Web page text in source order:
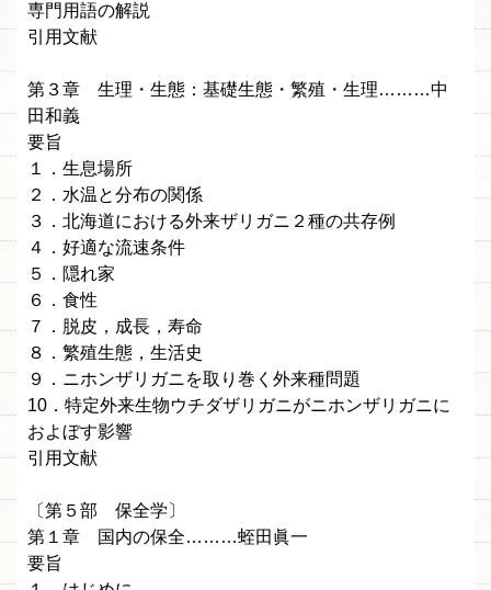
専門用語の解説
引用文献
第３章 生理・生態：基礎生態・繁殖・生理………中
田和義
要旨
１．生息場所
２．水温と分布の関係
３．北海道における外来ザリガニ２種の共存例
４．好適な流速条件
５．隠れ家
６．食性
７．脱皮，成長，寿命
８．繁殖生態，生活史
９．ニホンザリガニを取り巻く外来種問題
10．特定外来生物ウチダザリガニがニホンザリガニに
およぼす影響
引用文献
〔第５部 保全学〕
第１章 国内の保全………蛭田眞一
要旨